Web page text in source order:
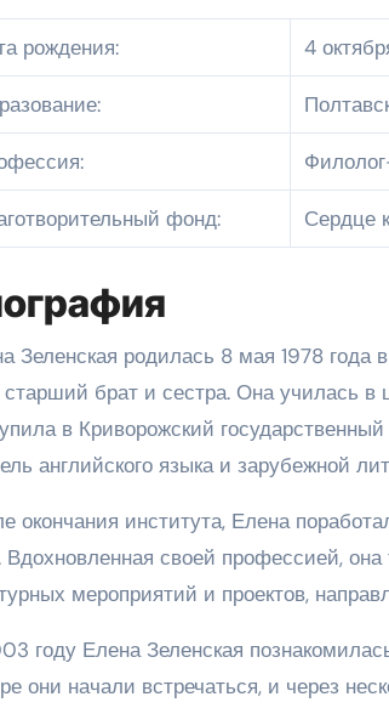
рождения: 4
фонд: Сердце
Зеленская родилась 8 мая 1978
старший брат и сестра. Она училась в
в Криворожский
английского языка и зарубежной
окончания института, Елена
Вдохновленная своей профессией,
мероприятий и проектов,
году Елена Зеленская
они начали встречаться, и через